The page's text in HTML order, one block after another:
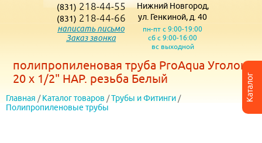
Каталог
(831) 218-44-55
(831) 218-44-66
написать письмо
Заказ звонка
Нижний Новгород,
ул. Генкиной, д. 40
пн-пт с 9:00-19:00
сб с 9:00-16:00
вс выходной
полипропиленовая труба ProAqua Уголок
20 x 1/2" НАР. резьба Белый
Главная / Каталог товаров /Трубы и Фитинги /
Полипропиленовые трубы